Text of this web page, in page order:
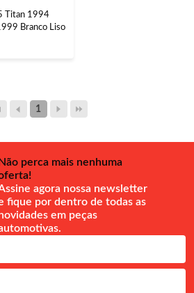
Titan 1994
Branco Liso
1
Não perca mais nenhuma
agora nossa newsletter
fique por dentro de todas as
em peças